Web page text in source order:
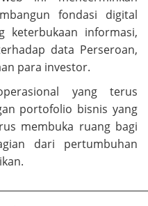
fondasi digital
keterbukaan informasi,
data Perseroan,
para investor.
yang terus
portofolio bisnis yang
membuka ruang bagi
dari pertumbuhan